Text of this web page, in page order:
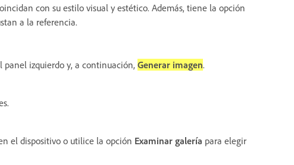
con su estilo visual y estético. Además, tiene la opción
a la referencia.
panel izquierdo y, a continuación, Generar imagen.
el dispositivo o utilice la opción Examinar galería para elegir